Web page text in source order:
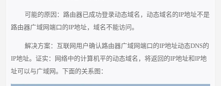
可能的原因：路由器已成功登录动态域名，动态域名的IP地址不是
路由器广域网端口的IP地址，域名不能访问。
解决方案：互联网用户确认路由器广域网端口的IP地址动态DNS的
IP地址。证实：网络中的计算机平的动态域名，将返回的IP地址和IP地
址可以与广域网。下面的关系图：